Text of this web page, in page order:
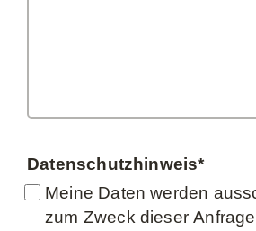
Datenschutzhinweis*
Meine Daten werden
zum Zweck dieser